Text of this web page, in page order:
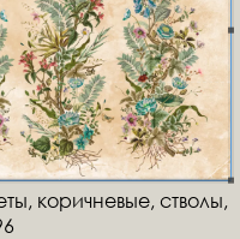
коричневые, стволы,